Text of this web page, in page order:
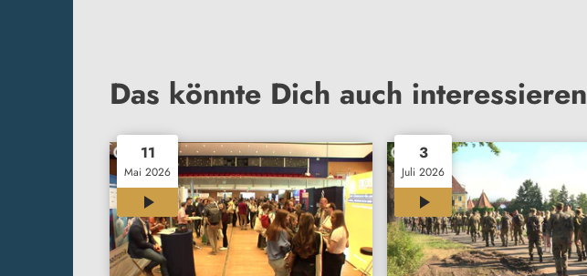
Das könnte Dich auch interessieren
11
Mai 2026
00:33
3
Juli 2026
00:35